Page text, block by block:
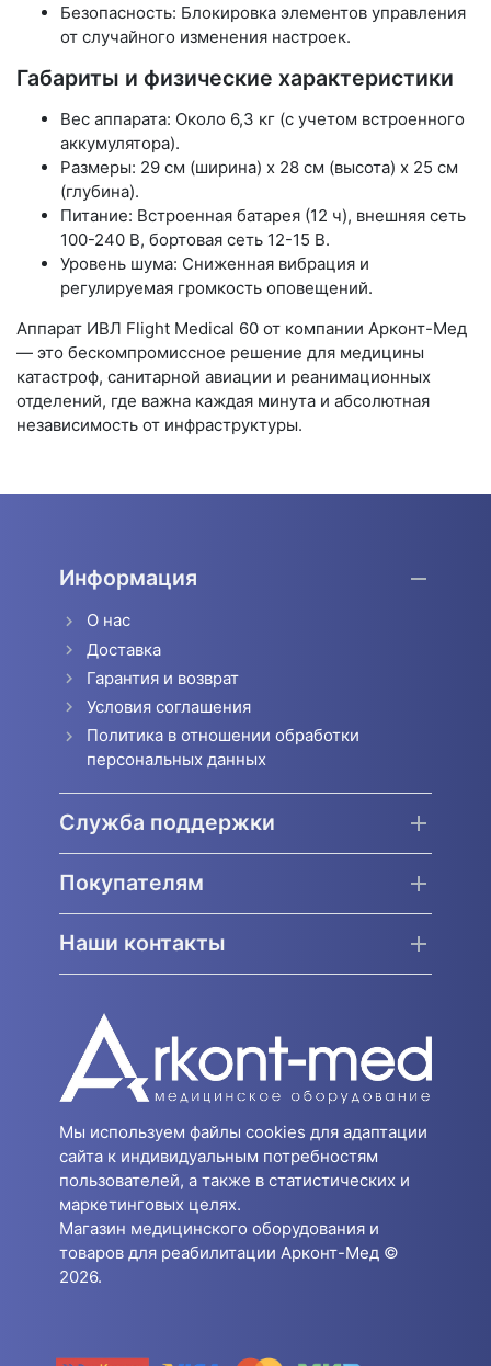
Безопасность: Блокировка элементов управления
от случайного изменения настроек.
Габариты и физические характеристики
Вес аппарата: Около 6,3 кг (с учетом встроенного
аккумулятора).
Размеры: 29 см (ширина) x 28 см (высота) x 25 см
(глубина).
Питание: Встроенная батарея (12 ч), внешняя сеть
100-240 В, бортовая сеть 12-15 В.
Уровень шума: Сниженная вибрация и
регулируемая громкость оповещений.
Аппарат ИВЛ Flight Medical 60 от компании Арконт-Мед
— это бескомпромиссное решение для медицины
катастроф, санитарной авиации и реанимационных
отделений, где важна каждая минута и абсолютная
независимость от инфраструктуры.
Информация
О нас
Доставка
Гарантия и возврат
Условия соглашения
Политика в отношении обработки
персональных данных
Служба поддержки
Покупателям
Наши контакты
Мы используем файлы cookies для адаптации
сайта к индивидуальным потребностям
пользователей, а также в статистических и
маркетинговых целях.
Магазин медицинского оборудования и
товаров для реабилитации Арконт-Мед ©
2026.